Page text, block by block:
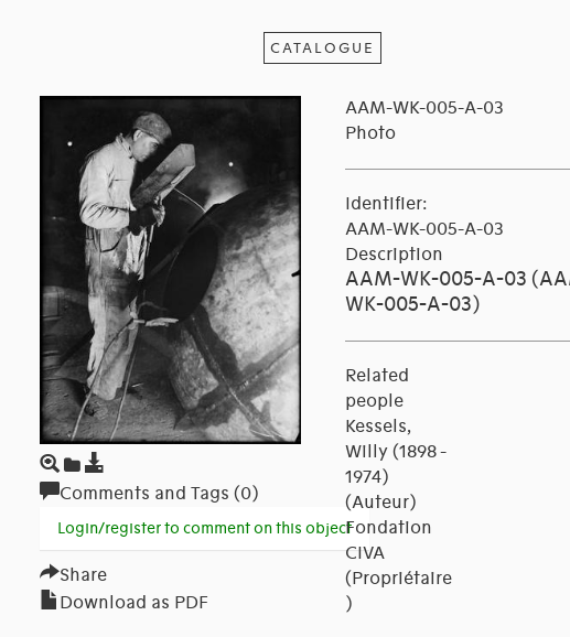
CATALOGUE
Comments and Tags (0)
Login/register to comment on this object
Share
Download as PDF
AAM-WK-005-A-03
Photo
Identifier:
AAM-WK-005-A-03
Description
AAM-WK-005-A-03
WK-005-A-03)
Related
people
Kessels,
Willy (1898 -
1974)
(Auteur)
Fondation
CIVA
(Propriétaire
)